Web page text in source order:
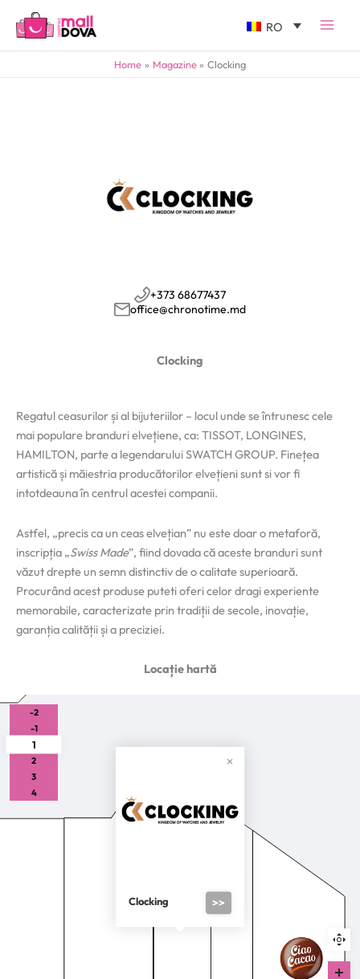
RO
Home Magazine Clocking
+373 68677437
office@chronotime.md
Clocking
Regatul ceasurilor și al bijuteriilor – locul unde se întrunesc cele
mai populare branduri elvețiene, ca: TISSOT, LONGINES,
HAMILTON, parte a legendarului SWATCH GROUP. Finețea
artistică și măiestria producătorilor elvețieni sunt si vor fi
intotdeauna în centrul acestei companii.
Astfel, „precis ca un ceas elvețian” nu este doar o metaforă,
inscripția „Swiss Made”, fiind dovada că aceste branduri sunt
văzut drepte un semn distinctiv de o calitate superioară.
Procurând acest produse puteti oferi celor dragi experiente
memorabile, caracterizate prin tradiții de secole, inovație,
garanția calității și a preciziei.
Locație hartă
Clocking >>
-2
-1
1
2
3
4